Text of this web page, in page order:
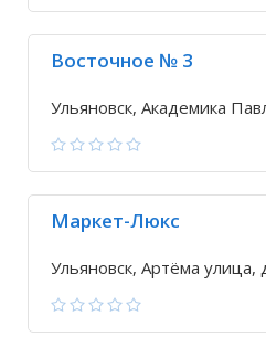
Восточное № 3
Ульяновск, Академика
Маркет-Люкс
Ульяновск, Артёма улица,